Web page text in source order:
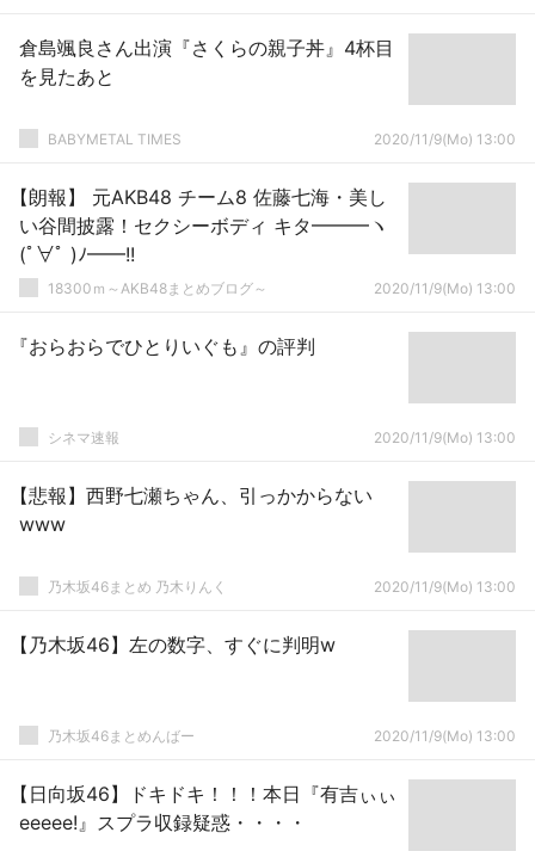
倉島颯良さん出演『さくらの親子丼』4杯目
を見たあと
BABYMETAL TIMES 2020/11/9(Mo) 13:00
【朗報】 元AKB48 チーム8 佐藤七海・美し
い谷間披露！セクシーボディ キタ━━━ヽ
(ﾟ∀ﾟ )ﾉ━━!!
18300ｍ～AKB48まとめブログ～ 2020/11/9(Mo) 13:00
『おらおらでひとりいぐも』の評判
シネマ速報 2020/11/9(Mo) 13:00
【悲報】西野七瀬ちゃん、引っかからない
www
乃木坂46まとめ 乃木りんく 2020/11/9(Mo) 13:00
【乃木坂46】左の数字、すぐに判明w
乃木坂46まとめんばー 2020/11/9(Mo) 13:00
【日向坂46】ドキドキ！！！本日『有吉ぃぃ
eeeee!』スプラ収録疑惑・・・・